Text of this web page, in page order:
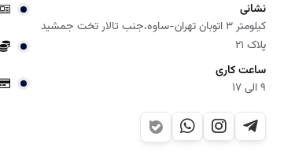
نشانی
کیلومتر 3 اتوبان تهران-ساوه،جنب تالار تخت جمشید
پلاک 21
ساعت کاری
9 الی 17